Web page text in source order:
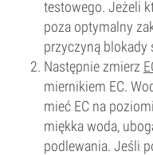
testowego. Jeżeli
poza optymalny
przyczyną blokady
Następnie zmierz
miernikiem EC.
mieć EC na
miękka woda,
podlewania. Jeśli